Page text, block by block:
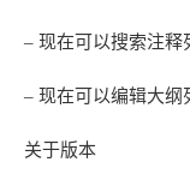
– 现在可以搜索注释
– 现在可以编辑大纲
关于版本